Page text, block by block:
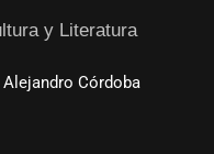
y Literatura
Córdoba